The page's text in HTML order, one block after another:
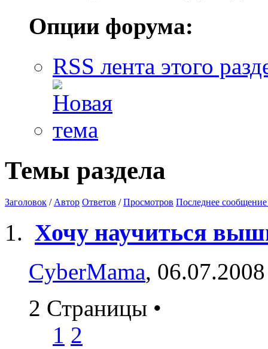
Опции форума:
RSS лента этого
Темы раздела
Заголовок / Автор Ответов /Просмотров Последнее сообщение
Хочу научиться
CyberMama,
2 Страницы •
1 2